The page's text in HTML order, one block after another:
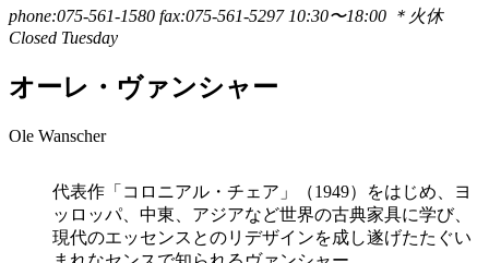
phone:075-561-1580 fax:075-561-5297 10:30〜18:00 ＊火休
Closed Tuesday
オーレ・ヴァンシャー
Ole Wanscher
代表作「コロニアル・チェア」（1949）をはじめ、ヨ
ッロッパ、中東、アジアなど世界の古典家具に学び、
現代のエッセンスとのリデザインを成し遂げたたぐい